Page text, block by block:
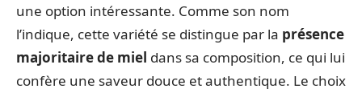
une option intéressante. Comme son nom
l’indique, cette variété se distingue par la présence
majoritaire de miel dans sa composition, ce qui lui
confère une saveur douce et authentique. Le choix